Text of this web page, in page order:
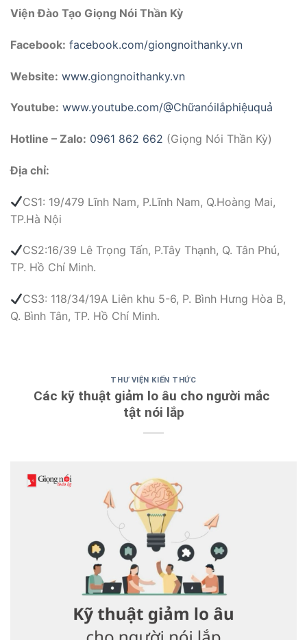
Viện Đào Tạo Giọng Nói Thần Kỳ
Facebook: facebook.com/giongnoithanky.vn
Website: www.giongnoithanky.vn
Youtube: www.youtube.com/@Chữanóilắphiệuquả
Hotline – Zalo: 0961 862 662 (Giọng Nói Thần Kỳ)
Địa chỉ:
CS1: 19/479 Lĩnh Nam, P.Lĩnh Nam, Q.Hoàng Mai,
TP.Hà Nội
CS2:16/39 Lê Trọng Tấn, P.Tây Thạnh, Q. Tân Phú,
TP. Hồ Chí Minh.
CS3: 118/34/19A Liên khu 5-6, P. Bình Hưng Hòa B,
Q. Bình Tân, TP. Hồ Chí Minh.
THƯ VIỆN KIẾN THỨC
Các kỹ thuật giảm lo âu cho người mắc
tật nói lắp